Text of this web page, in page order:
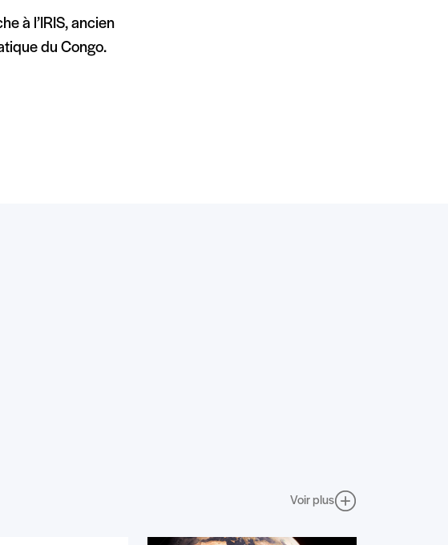
à l’IRIS, ancien
du Congo.
Voir plus